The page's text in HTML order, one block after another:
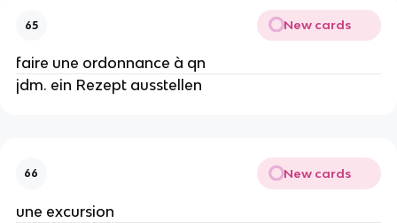
65 New cards
faire une ordonnance à qn
jdm. ein Rezept ausstellen
66 New cards
une excursion